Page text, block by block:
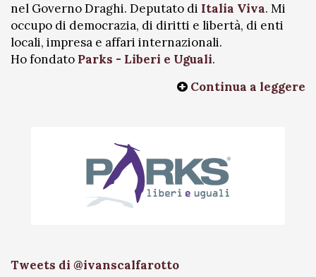
nel Governo Draghi. Deputato di Italia Viva. Mi
occupo di democrazia, di diritti e libertà, di enti
locali, impresa e affari internazionali.
Ho fondato Parks - Liberi e Uguali.
Continua a leggere
Tweets di @ivanscalfarotto